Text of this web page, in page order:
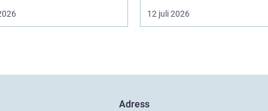
12 juli 2026
Adress